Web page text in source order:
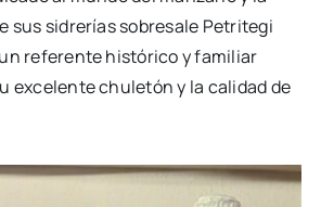
sus sidrerías sobresale Petritegi
referente histórico y familiar
excelente chuletón y la calidad de